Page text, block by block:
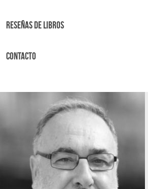
Reseñas de libros
Contacto